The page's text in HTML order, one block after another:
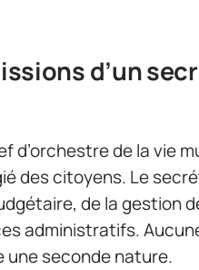
d’un
d’orchestre de la vie
des citoyens. Le
de la gestion
administratifs.
une seconde nature.